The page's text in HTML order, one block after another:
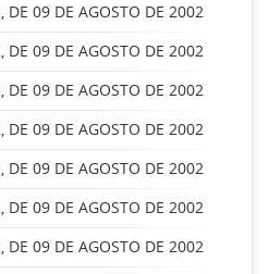
DE 09 DE AGOSTO DE 2002
DE 09 DE AGOSTO DE 2002
DE 09 DE AGOSTO DE 2002
DE 09 DE AGOSTO DE 2002
DE 09 DE AGOSTO DE 2002
DE 09 DE AGOSTO DE 2002
DE 09 DE AGOSTO DE 2002